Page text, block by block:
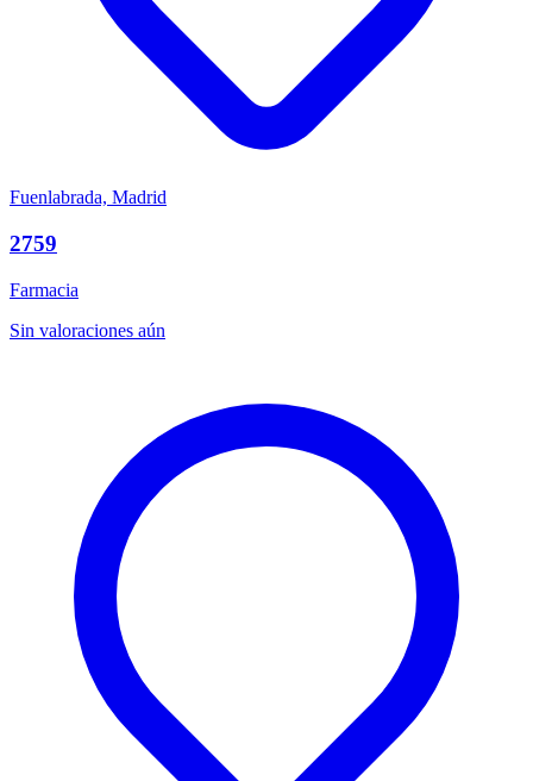
Fuenlabrada, Madrid
2759
Farmacia
Sin valoraciones aún